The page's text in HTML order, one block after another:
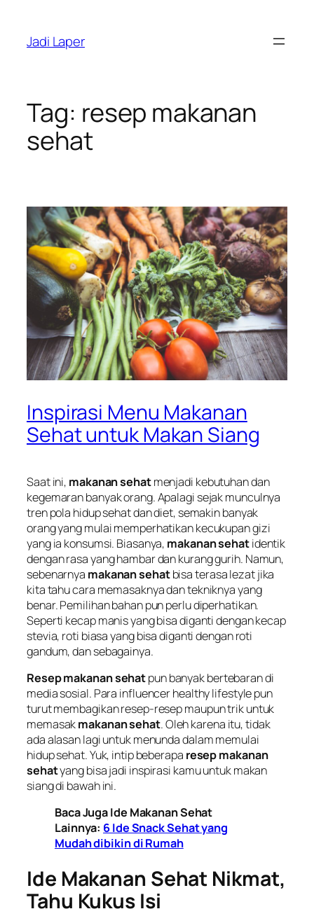
content
Jadi Laper
Tag: resep makanan
sehat
Inspirasi Menu Makanan
Sehat untuk Makan Siang
Saat ini, makanan sehatmenjadi kebutuhan dan
kegemaran banyak orang. Apalagi sejak munculnya
tren pola hidup sehat dan diet, semakin banyak
orang yang mulai memperhatikan kecukupan gizi
yang ia konsumsi. Biasanya, makanan sehatidentik
dengan rasa yang hambar dan kurang gurih. Namun,
sebenarnya makanan sehatbisa terasa lezat jika
kita tahu cara memasaknya dan tekniknya yang
benar. Pemilihan bahan pun perlu diperhatikan.
Seperti kecap manis yang bisa diganti dengan kecap
stevia, roti biasa yang bisa diganti dengan roti
gandum, dan sebagainya.
Resep makanan sehatpun banyak bertebaran di
media sosial. Para influencer healthy lifestylepun
turut membagikan resep-resep maupun trik untuk
memasakmakanan sehat. Oleh karena itu, tidak
ada alasan lagi untuk menunda dalam memulai
hidup sehat. Yuk, intip beberapa resep makanan
sehatyang bisa jadi inspirasi kamu untuk makan
siang di bawah ini.
Baca Juga Ide Makanan Sehat
Lainnya: 6 Ide Snack Sehat yang
Mudah dibikin di Rumah
Ide Makanan Sehat Nikmat,
Tahu Kukus Isi